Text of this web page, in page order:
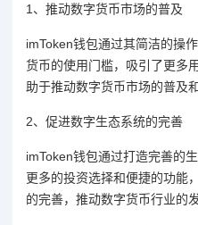
1、推动数字货币市场的普及
imToken钱包通过其简洁的操
货币的使用门槛，吸引了更多
助于推动数字货币市场的普及和
2、促进数字生态系统的完善
imToken钱包通过打造完善的
更多的投资选择和便捷的功能
的完善，推动数字货币行业的发